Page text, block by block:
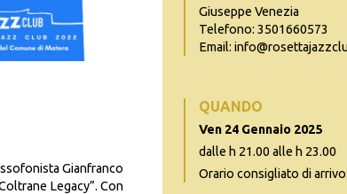
Gianfranco
Legacy”. Con
Giuseppe Venezia
Telefono: 3501660573
Email:
QUANDO
Ven 24 Gennaio 2025
dalle h 21.00 alle h 23.00
Orario consigliato di